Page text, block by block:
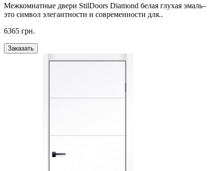
Межкомнатные двери StilDoors Diamond белая глухая эмаль–
это символ элегантности и современности для..
6365 грн.
Заказать